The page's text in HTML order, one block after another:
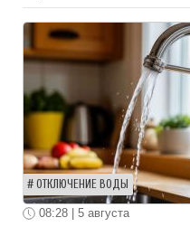
ОТКЛЮЧЕНИЕ ВОДЫ
08:28 | 5 августа